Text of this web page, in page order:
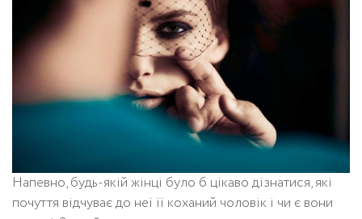
Напевно, будь-якій жінці було б цікаво дізнатися, які
почуття відчуває до неї її коханий чоловік і чи є вони